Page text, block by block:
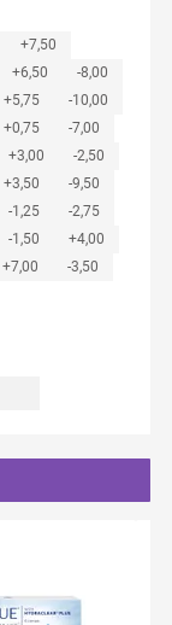
+7,50
+6,50
-8,00
+5,75
-10,00
+0,75
-7,00
+3,00
-2,50
+3,50
-9,50
-1,25
-2,75
-1,50
+4,00
+7,00 -3,50